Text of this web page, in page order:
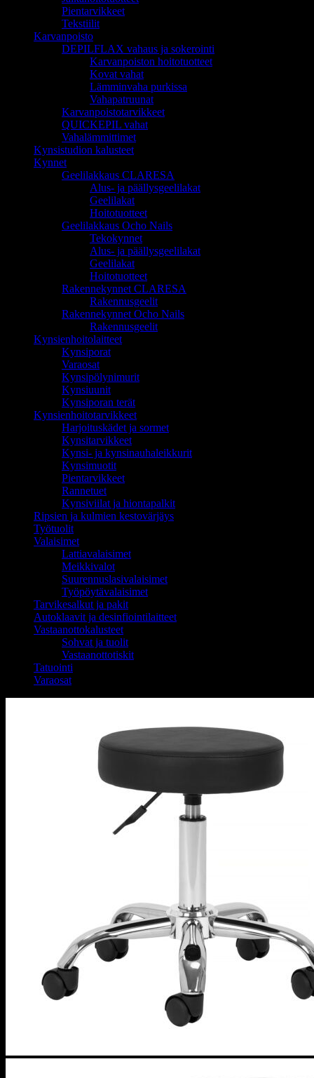
Pientarvikkeet
Tekstiilit
Karvanpoisto
DEPILFLAX vahaus ja sokerointi
Karvanpoiston hoitotuotteet
Kovat vahat
Lämminvaha purkissa
Vahapatruunat
Karvanpoistotarvikkeet
QUICKEPIL vahat
Vahalämmittimet
Kynsistudion kalusteet
Kynnet
Geelilakkaus CLARESA
Alus- ja päällysgeelilakat
Geelilakat
Hoitotuotteet
Geelilakkaus Ocho Nails
Tekokynnet
Alus- ja päällysgeelilakat
Geelilakat
Hoitotuotteet
Rakennekynnet CLARESA
Rakennusgeelit
Rakennekynnet Ocho Nails
Rakennusgeelit
Kynsienhoitolaitteet
Kynsiporat
Varaosat
Kynsipölynimurit
Kynsiuunit
Kynsiporan terät
Kynsienhoitotarvikkeet
Harjoituskädet ja sormet
Kynsitarvikkeet
Kynsi- ja kynsinauhaleikkurit
Kynsimuotit
Pientarvikkeet
Rannetuet
Kynsiviilat ja hiontapalkit
Ripsien ja kulmien kestovärjäys
Työtuolit
Valaisimet
Lattiavalaisimet
Meikkivalot
Suurennuslasivalaisimet
Työpöytävalaisimet
Tarvikesalkut ja pakit
Autoklaavit ja desinfiointilaitteet
Vastaanottokalusteet
Sohvat ja tuolit
Vastaanottotiskit
Tatuointi
Varaosat